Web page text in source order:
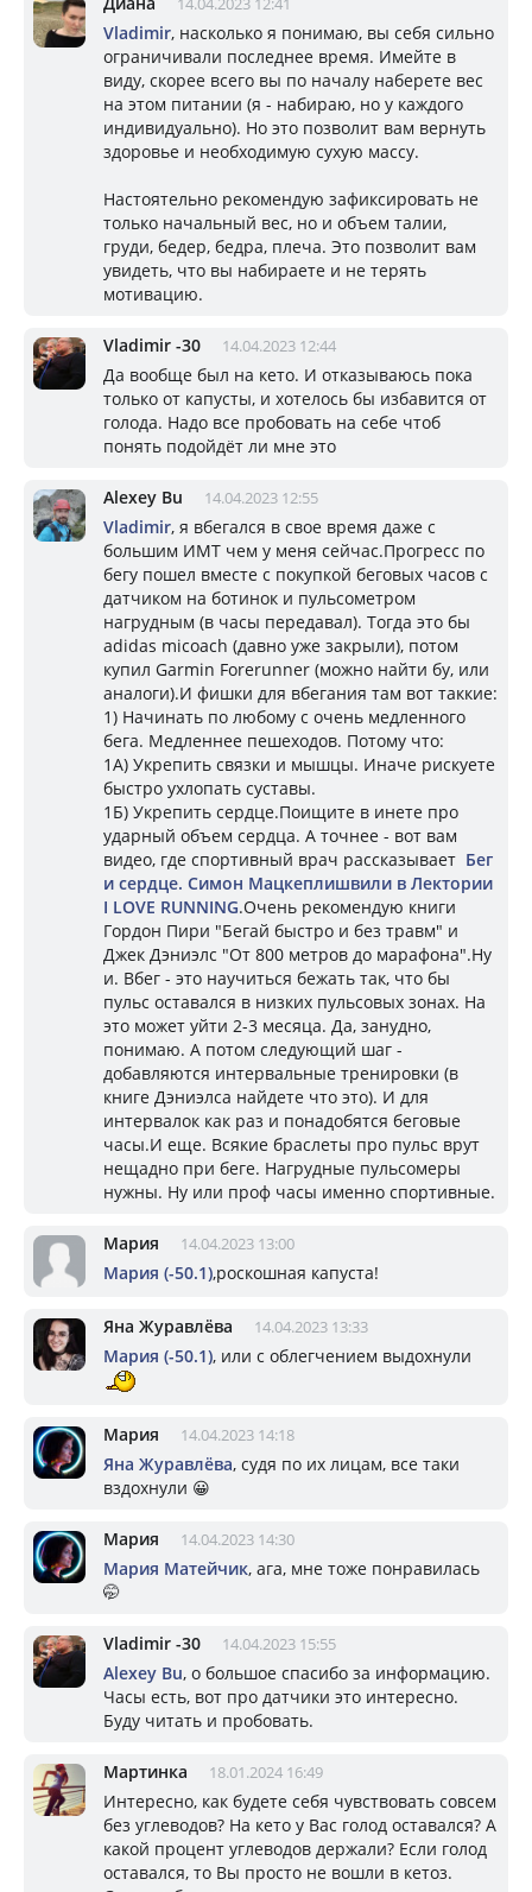
Vladimir, насколько я понимаю, вы себя сильно
ограничивали последнее время. Имейте в
виду, скорее всего вы по началу наберете вес
на этом питании (я - набираю, но у каждого
индивидуально). Но это позволит вам вернуть
здоровье и необходимую сухую массу.
Настоятельно рекомендую зафиксировать не
только начальный вес, но и объем талии,
груди, бедер, бедра, плеча. Это позволит вам
увидеть, что вы набираете и не терять
мотивацию.
Vladimir -30 14.04.2023 12:44
Да вообще был на кето. И отказываюсь пока
только от капусты, и хотелось бы избавится от
голода. Надо все пробовать на себе чтоб
понять подойдёт ли мне это
Alexey Bu 14.04.2023 12:55
Vladimir, я вбегался в свое время даже с
большим ИМТ чем у меня сейчас.Прогресс по
бегу пошел вместе с покупкой беговых часов с
датчиком на ботинок и пульсометром
нагрудным (в часы передавал). Тогда это бы
adidas micoach (давно уже закрыли), потом
купил Garmin Forerunner (можно найти бу, или
аналоги).И фишки для вбегания там вот таккие:
1) Начинать по любому с очень медленного
бега. Медленнее пешеходов. Потому что:
1А) Укрепить связки и мышцы. Иначе рискуете
быстро ухлопать суставы.
1Б) Укрепить сердце.Поищите в инете про
ударный объем сердца. А точнее - вот вам
видео, где спортивный врач рассказывает Бег
и сердце. Симон Мацкеплишвили в Лектории
I LOVE RUNNING.Очень рекомендую книги
Гордон Пири "Бегай быстро и без травм" и
Джек Дэниэлс "От 800 метров до марафона".Ну
и. Вбег - это научиться бежать так, что бы
пульс оставался в низких пульсовых зонах. На
это может уйти 2-3 месяца. Да, занудно,
понимаю. А потом следующий шаг -
добавляются интервальные тренировки (в
книге Дэниэлса найдете что это). И для
интервалок как раз и понадобятся беговые
часы.И еще. Всякие браслеты про пульс врут
нещадно при беге. Нагрудные пульсомеры
нужны. Ну или проф часы именно спортивные.
Мария 14.04.2023 13:00
Мария (-50.1),роскошная капуста!
Яна Журавлёва 14.04.2023 13:33
Мария (-50.1), или с облегчением выдохнули
Мария 14.04.2023 14:18
Яна Журавлёва, судя по их лицам, все таки
вздохнули 😀
Мария 14.04.2023 14:30
Мария Матейчик, ага, мне тоже понравилась
🤭
Vladimir -30 14.04.2023 15:55
Alexey Bu, о большое спасибо за информацию.
Часы есть, вот про датчики это интересно.
Буду читать и пробовать.
Мартинка 18.01.2024 16:49
Интересно, как будете себя чувствовать совсем
без углеводов? На кето у Вас голод оставался? А
какой процент углеводов держали? Если голод
оставался, то Вы просто не вошли в кетоз.